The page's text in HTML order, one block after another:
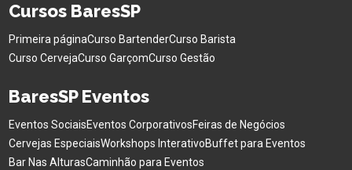
Cursos BaresSP
Primeira páginaCurso BartenderCurso Barista
Curso CervejaCurso GarçomCurso Gestão
BaresSP Eventos
Eventos SociaisEventos CorporativosFeiras de Negócios
Cervejas EspeciaisWorkshops InterativoBuffet para Eventos
Bar Nas AlturasCaminhão para Eventos